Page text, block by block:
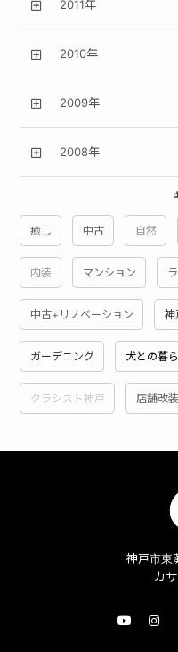
2011年
2010年
2009年
2008年
癒し 中古 自然
内装 マンション
中古+リノベーション 神
ガーデニング 犬との暮
クラシスト神戸 店舗改装
神戸市東
カ